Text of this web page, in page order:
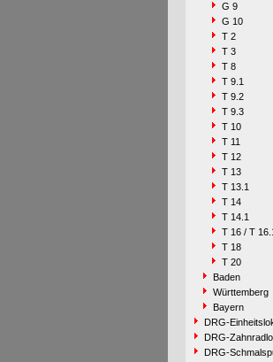
G 9
G 10
T 2
T 3
T 8
T 9.1
T 9.2
T 9.3
T 10
T 11
T 12
T 13
T 13.1
T 14
T 14.1
T 16 / T
T 18
T 20
Baden
Württemberg
Bayern
DRG-
DRG-
DRG-